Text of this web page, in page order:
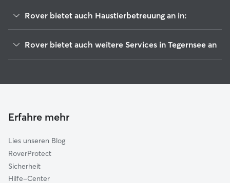
Rover bietet auch Haustierbetreuung an in:
Hausham
Miesbach
Warngau
Fischbachau
Gaißach
Rover bietet auch weitere Services in Tegernsee an
Gassi-Service in Tegernsee
Erfahre mehr
Lies unseren Blog
RoverProtect
Sicherheit
Hilfe-Center